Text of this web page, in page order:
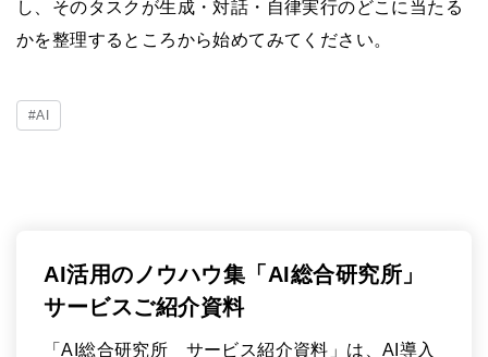
し、そのタスクが生成・対話・自律実行のどこに当たる
かを整理するところから始めてみてください。
#AI
AI活用のノウハウ集「AI総合研究所」
サービスご紹介資料
「AI総合研究所 サービス紹介資料」は、AI導入